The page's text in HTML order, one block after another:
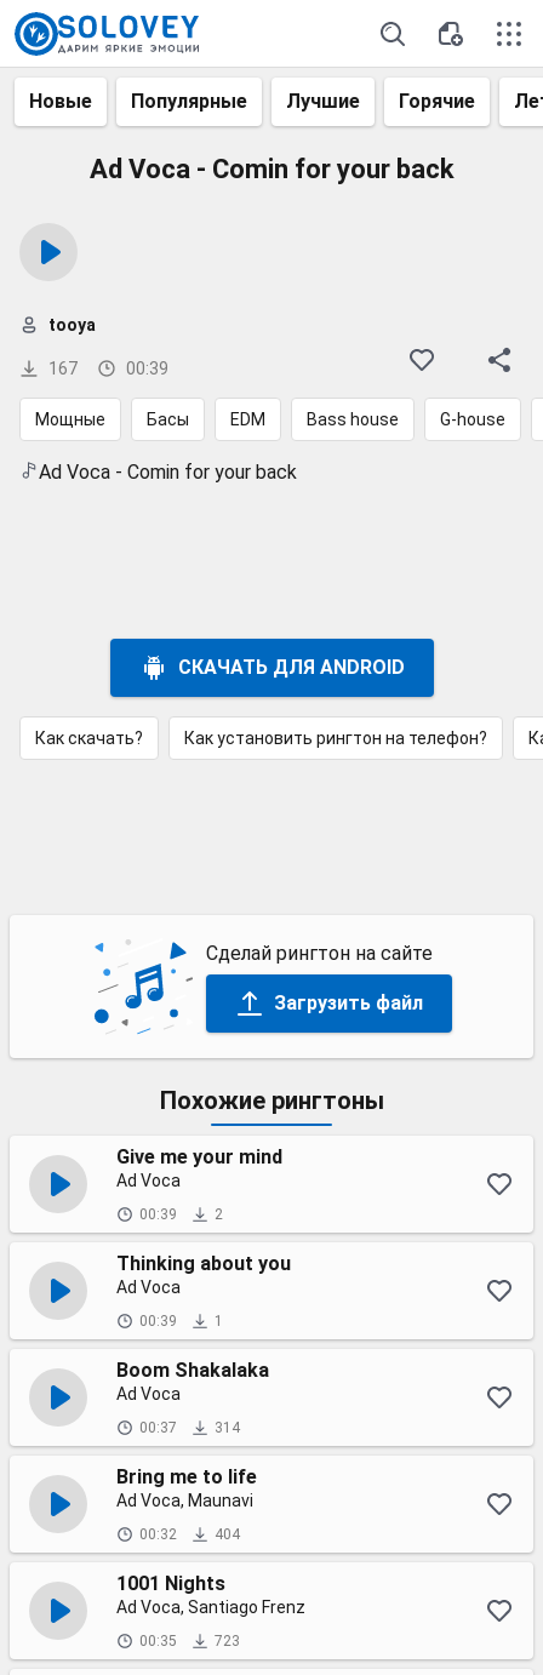
Новые Популярные Лучшие Горячие
Ad Voca - Comin for your back
167 00:39
tooya
Мощные Басы EDM Bass house G-house
Ad Voca - Comin for your back
СКАЧАТЬ ДЛЯ ANDROID
Как скачать? Как установить рингтон на телефон?
Сделай рингтон на сайте
Загрузить файл
Похожие рингтоны
Give me your mind
Ad Voca
00:39 2
Thinking about you
Ad Voca
00:39 1
Boom Shakalaka
Ad Voca
00:37 314
Bring me to life
Ad Voca, Maunavi
00:32 404
1001 Nights
Ad Voca, Santiago Frenz
00:35 723